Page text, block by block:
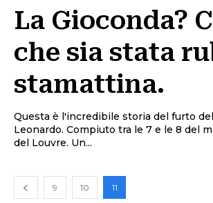
La Gioconda?
che sia stata
stamattina.
Questa è l'incredibile storia del furto
Leonardo. Compiuto tra le 7 e le 8 del
del Louvre. Un...
9 10 11